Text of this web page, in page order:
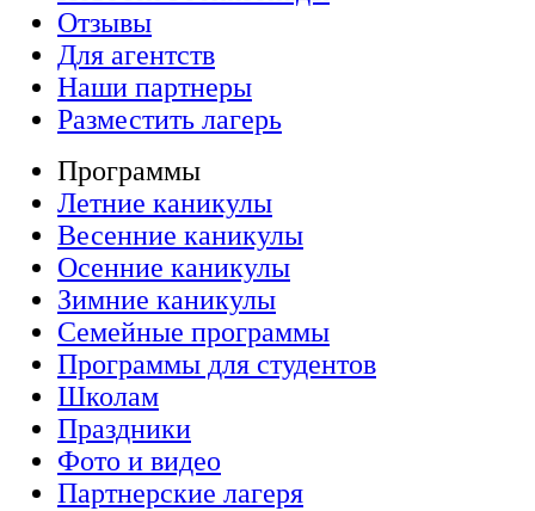
Отзывы
Для агентств
Наши партнеры
Разместить лагерь
Программы
Летние каникулы
Весенние каникулы
Осенние каникулы
Зимние каникулы
Семейные программы
Программы для студентов
Школам
Праздники
Фото и видео
Партнерские лагеря